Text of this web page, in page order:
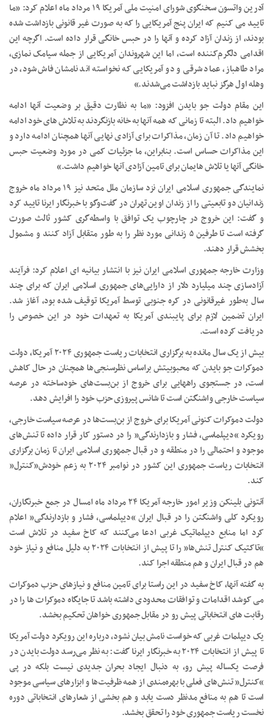
آدرین واتسون سخنگوی شورای امنیت ملی آمریکا ۱۹ مرداد ماه اعلام کرد: «ما
تایید می کنیم که ایران پنج آمریکایی را که به صورت غیر قانونی بازداشت شده
بودند، از زندان آزاد کرده و آنها را در حبس خانگی قرار داده است. اگرچه این
اقدامی دلگرم‌کننده است، اما این شهروندان آمریکایی از جمله سیامک نمازی،
مراد طاهباز، عماد شرقی و دو آمریکایی که نخواسته اند نامشان فاش شود، در
وهله اول هرگز نباید بازداشت می‌شدند.»
این مقام دولت جو بایدن افزود: «ما به نظارت دقیق بر وضعیت آنها ادامه
خواهیم داد. البته تا زمانی که همه آنها به خانه بازنگردند به تلاش های خود ادامه
خواهیم داد. تا آن زمان، مذاکرات برای آزادی نهایی آنها همچنان ادامه دارد و
این مذاکرات حساس است. بنابراین، ما جزئیات کمی در مورد وضعیت حبس
خانگی آنها یا تلاش هایمان برای تامین آزادی آنها خواهیم داشت.»
نمایندگی جمهوری اسلامی ایران نزد سازمان ملل متحد نیز ۱۹ مرداد ماه خروج
زندانیان دو تابعیتی را از زندان اوین تهران در گفت‌وگو با خبرنگار ایرنا تایید کرد
و گفت: این خروج در چارچوب یک توافق با واسطه‌گری کشور ثالث صورت
گرفته است تا طرفین ۵ زندانی مورد نظر را به طور متقابل آزاد کنند و مشمول
بخشش قرار دهند.
وزارت خارجه جمهوری اسلامی ایران نیز با انتشار بیانیه ای اعلام کرد: فرآیند
آزادسازی چند میلیارد دلار از دارایی‌های جمهوری اسلامی ایران که برای چند
سال به‌طور غیرقانونی در کره جنوبی توسط آمریکا توقیف شده بود، آغاز شد.
ایران تضمین‌ لازم برای پایبندی آمریکا به تعهدات خود در این خصوص را
دریافت کرده‌ است.
بیش از یک سال مانده به برگزاری انتخابات ریاست جمهوری ۲۰۲۴ آمریکا، دولت
دموکرات جو بایدن که محبوبیتش براساس نظرسنجی‌ها همچنان در حال کاهش
است، در جستجوی راههایی برای خروج از بن‌بست‌های خودساخته در عرصه
سیاست خارجی واشنگتن است تا شانس پیروزی حزب خود را افرایش دهد.
دولت دموکرات کنونی آمریکا برای خروج از بن‌بست‌ها در عرصه سیاست خارجی،
رویکرد “دیپلماسی، فشار و بازدارندگی” را در دستور کار قرار داده تا تنش‌های
موجود و احتمالی را در منطقه و در قبال جمهوری اسلامی ایران تا زمان برگزاری
انتخابات ریاست جمهوری این کشور در نوامبر ۲۰۲۴ به زعم خودش”کنترل”
کند.
آنتونی بلینکن وزیر امور خارجه آمریکا ۲۴ مرداد ماه امسال در جمع خبرنگاران،
رویکرد کلی واشنگتن را در قبال ایران “دیپلماسی، فشار و بازدارندگی” اعلام
کرد اما منابع دیپلماتیک غربی ادعا می‌کنند که کاخ سفید در تلاش است
“تاکتیک کنترل تنش‌ها” را تا پیش از انتخابات ۲۰۲۴ به دلیل منافع و نیاز خود
هم در قبال ایران و هم منطقه اجرا کند.
به گفته آنها، کاخ سفید در این راستا برای تامین منافع و نیازهای حزب دموکرات
می کوشد اقدامات و توافقات محدودی داشته باشد تا جایگاه دموکرات ها را در
رقابت های انتخاباتی پیش رو در مقابل جمهوری خواهان تحکیم بخشد.
یک دیپلمات غربی که خواست نامش بیان نشود، درباره این رویکرد دولت آمریکا
تا پیش از انتخابات ۲۰۲۴ به خبرنگار ایرنا گفت: به نظر می‌رسد دولت بایدن در
فرصت یکساله پیش رو، به دنبال ایجاد بحران جدیدی نیست بلکه در پی
“کنترل” تنش‌های فعلی با بهره‌مندی از همه ظرفیت‌ها و ابزارهای سیاسی موجود
است تا هم به منافع مدنظر دست یابد و هم بخشی از شعارهای انتخاباتی دوره
نخست ریاست جمهوری خود را تحقق بخشد.